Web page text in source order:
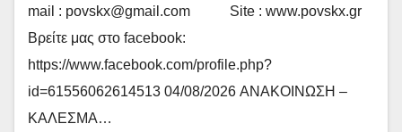
mail : povskx@gmail.com Site : www.povskx.gr
Βρείτε μας στο facebook:
https://www.facebook.com/profile.php?
id=61556062614513 04/08/2026 ΑΝΑΚΟΙΝΩΣΗ –
ΚΑΛΕΣΜΑ…